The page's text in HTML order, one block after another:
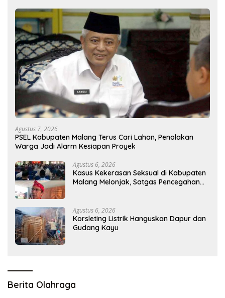
Agustus 7, 2026
PSEL Kabupaten Malang Terus Cari Lahan, Penolakan
Warga Jadi Alarm Kesiapan Proyek
Agustus 6, 2026
Kasus Kekerasan Seksual di Kabupaten
Malang Melonjak, Satgas Pencegahan
Agustus 6, 2026
Korsleting Listrik Hanguskan Dapur dan
Gudang Kayu
Berita Olahraga